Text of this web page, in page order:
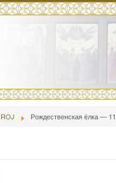
ROJ Рождественская ёлка —